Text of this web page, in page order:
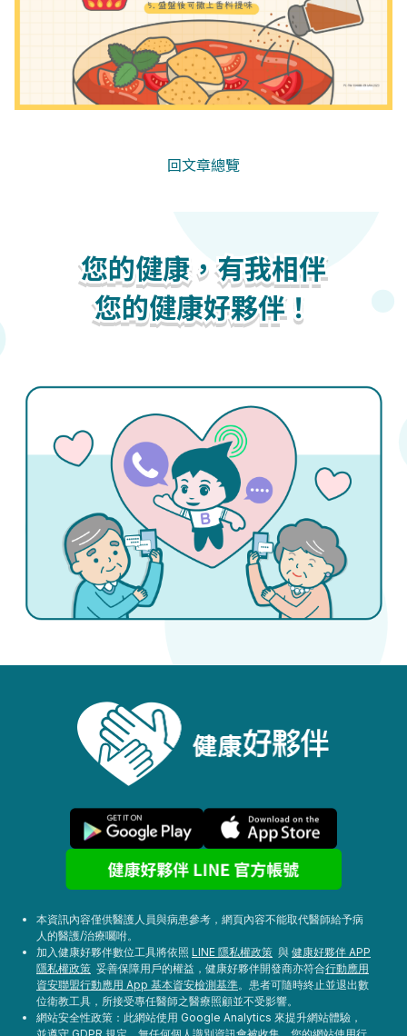
回文章總覽
您的健康，有我相伴
您的健康好夥伴！
您的健康，有我相伴
您的健康好夥伴！
您的健康，有我相伴
您的健康好夥伴！
本資訊內容僅供醫護人員與病患參考，網頁內容不能取代醫師給予病
人的醫護/治療囑咐。
加入健康好夥伴數位工具將依照 LINE 隱私權政策 與 健康好夥伴 APP
隱私權政策 妥善保障用戶的權益，健康好夥伴開發商亦符合行動應用
資安聯盟行動應用 App 基本資安檢測基準。患者可隨時終止並退出數
位衛教工具，所接受專任醫師之醫療照顧並不受影響。
網站安全性政策：此網站使用 Google Analytics 來提升網站體驗，